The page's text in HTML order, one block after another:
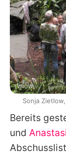
Bereits
und
TVNOW
Sonja